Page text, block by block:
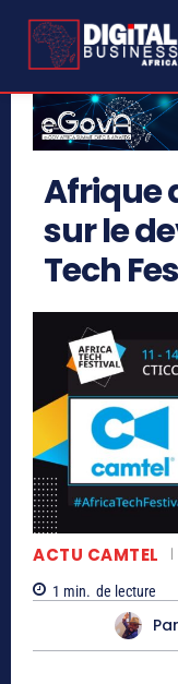
Afrique
sur le
Tech
ACTU CAMTEL
1 min. de lecture
Par